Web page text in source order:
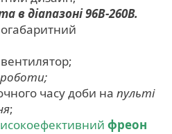
в діапазоні 96В-260В.
роботи;
часу доби напульті
;
фреон